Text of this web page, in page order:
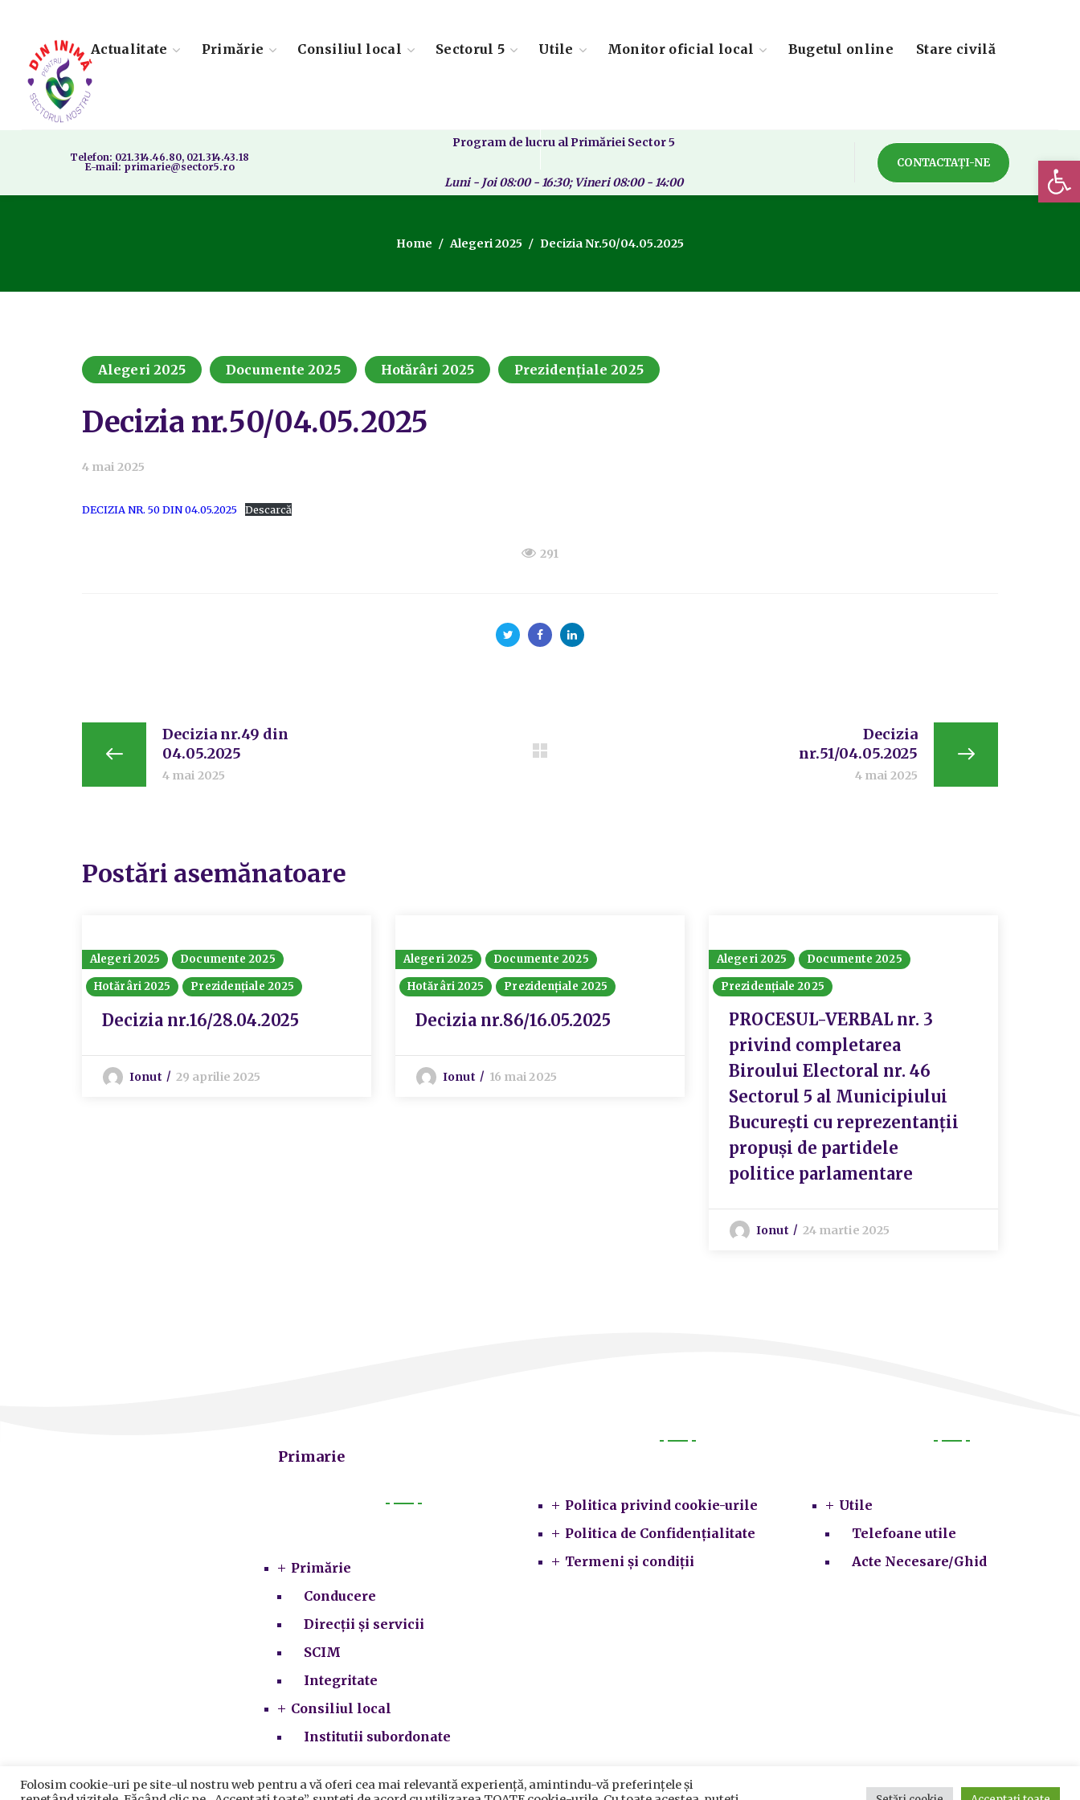
Actualitate Primărie Consiliul local Sectorul 5 Utile Monitor oficial local Bugetul online Stare civilă
Telefon: 021.314.46.80, 021.314.43.18
E-mail: primarie@sector5.ro
Program de lucru al Primăriei Sector 5
Luni - Joi 08:00 - 16:30; Vineri 08:00 - 14:00
CONTACTAȚI-NE
Home Alegeri 2025 Decizia Nr.50/04.05.2025
Alegeri 2025 Documente 2025 Hotărâri 2025 Prezidențiale 2025
Decizia nr.50/04.05.2025
4 mai 2025
DECIZIA NR. 50 DIN 04.05.2025 Descarcă
291
Decizia nr.49 din
04.05.2025
4 mai 2025
Decizia
nr.51/04.05.2025
4 mai 2025
Postări asemănatoare
Alegeri 2025
Documente 2025
Hotărâri 2025
Prezidențiale 2025
Decizia nr.16/28.04.2025
Ionut 29 aprilie 2025
Alegeri 2025
Documente 2025
Hotărâri 2025
Prezidențiale 2025
Decizia nr.86/16.05.2025
Ionut 16 mai 2025
Alegeri 2025
Documente 2025
Prezidențiale 2025
PROCESUL-VERBAL nr. 3
privind completarea
Biroului Electoral nr. 46
Sectorul 5 al Municipiului
București cu reprezentanții
propuși de partidele
politice parlamentare
Ionut 24 martie 2025
Primarie
Primărie
Conducere
Direcții și servicii
SCIM
Integritate
Consiliul local
Institutii subordonate
Politica privind cookie-urile
Politica de Confidențialitate
Termeni și condiții
Utile
Telefoane utile
Acte Necesare/Ghid
Prelucrarea datelor cu caracter personal |Politica de utilizare cookie-uri
Folosim cookie-uri pe site-ul nostru web pentru a vă oferi cea mai relevantă experiență, amintindu-vă preferințele și